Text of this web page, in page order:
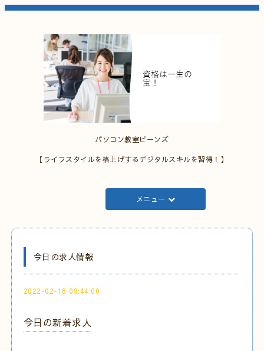
パソコン教室ビーンズ
【ライフスタイルを格上げするデジタルスキルを習得！】
メニュー
今日の求人情報
2022-02-18 09:44:00
今日の新着求人